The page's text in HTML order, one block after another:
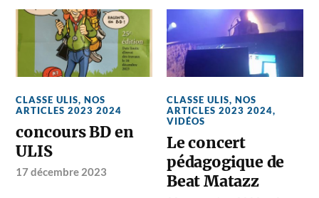
CLASSE ULIS,NOS
ARTICLES 2023 2024
concours BD en
ULIS
17 décembre 2023
CLASSE ULIS,NOS
ARTICLES 2023 2024,
VIDÉOS
Le concert
pédagogique de
Beat Matazz